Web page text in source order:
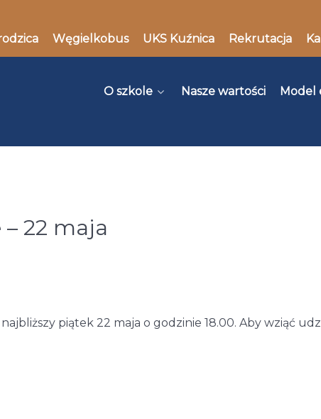
Węgielkobus UKS Kuźnica Rekrutacja
O szkole Nasze wartości Model
22 maja
piątek 22 maja o godzinie 18.00. Aby wziąć